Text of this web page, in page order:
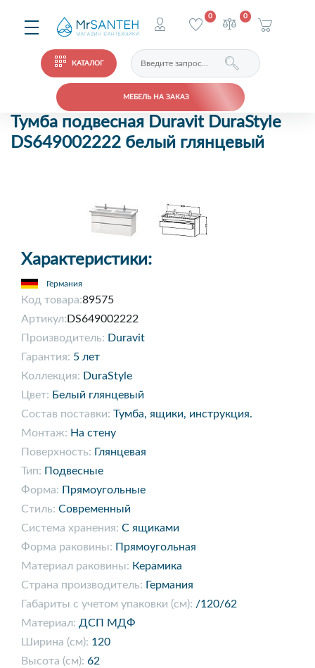
КАТАЛОГ
МЕБЕЛЬ НА ЗАКАЗ
0 0
Тумба подвесная Duravit DuraStyle
DS649002222 белый глянцевый
Характеристики:
Германия
Код товара:89575
Артикул: DS649002222
Производитель: Duravit
Гарантия: 5 лет
Коллекция: DuraStyle
Цвет: Белый глянцевый
Состав поставки: Тумба, ящики, инструкция.
Монтаж: На стену
Поверхность: Глянцевая
Тип: Подвесные
Форма: Прямоугольные
Стиль: Современный
Система хранения: С ящиками
Форма раковины: Прямоугольная
Материал раковины: Керамика
Страна производитель: Германия
Габариты с учетом упаковки (см): /120/62
Материал: ДСП МДФ
Ширина (см): 120
Высота (см): 62